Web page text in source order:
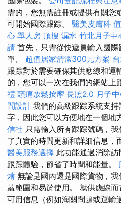
需的，您無需註冊或提供有關您
可開始國際跟踪。 醫美皮膚科
心 單人房 頂樓 漏水 竹北月子中
請 首先，只需從快遞員輸入國
單。 超值居家清潔300元方案
跟踪對於需要確保其供應線和運
的，您可以一次在我們的網站上
禮 頭痛放鬆按摩 長照2.0 月子
間設計 我們的高級跟踪系統支
字，因此您可以方便地在一個地
信社 只需輸入所有跟踪號碼，
了真實的時間更新和詳細信息，
醫美服務選擇 此功能通過消除
跟踪體驗，節省了時間和能量。
燴 無論是國內還是國際貨物，
蓋範圍和易於使用。 就供應線
可用信息（例如海關問題或運輸